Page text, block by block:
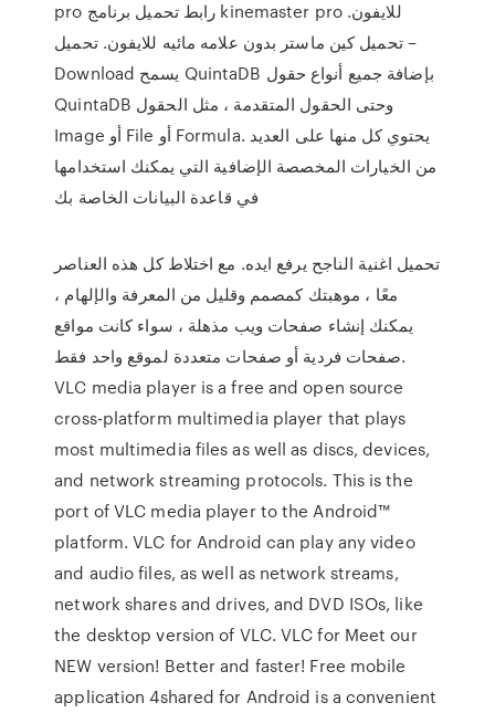
pro رابط تحميل برنامج kinemaster pro للايفون.
تحميل كين ماستر بدون علامه مائيه للايفون. تحميل –
Download يسمح QuintaDB بإضافة جميع أنواع حقول
QuintaDB وحتى الحقول المتقدمة ، مثل الحقول
Image أو File أو Formula. يحتوي كل منها على العديد
من الخيارات المخصصة الإضافية التي يمكنك استخدامها
في قاعدة البيانات الخاصة بك
تحميل اغنية الناجح يرفع ايده. مع اختلاط كل هذه العناصر
معًا ، موهبتك كمصمم وقليل من المعرفة والإلهام ،
يمكنك إنشاء صفحات ويب مذهلة ، سواء كانت مواقع
صفحات فردية أو صفحات متعددة لموقع واحد فقط.
VLC media player is a free and open source
cross-platform multimedia player that plays
most multimedia files as well as discs, devices,
and network streaming protocols. This is the
port of VLC media player to the Android™
platform. VLC for Android can play any video
and audio files, as well as network streams,
network shares and drives, and DVD ISOs, like
the desktop version of VLC. VLC for Meet our
NEW version! Better and faster! Free mobile
application 4shared for Android is a convenient